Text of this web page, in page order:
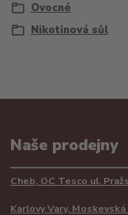
Ovocné
Nikotinová sůl
Naše prodejny
Cheb, OC Tesco ul.
Karlovy Vary,